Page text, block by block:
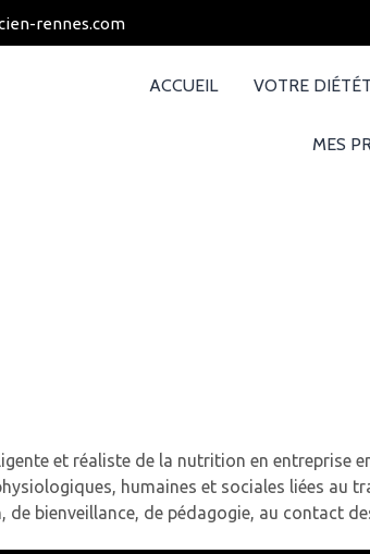
rennes.com
ACCUEIL VOTRE
MES
et réaliste de la nutrition en entreprise
humaines et sociales liées au
bienveillance, de pédagogie, au contact